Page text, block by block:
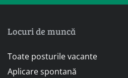
Locuri de muncă
Toate posturile vacante
Aplicare spontană